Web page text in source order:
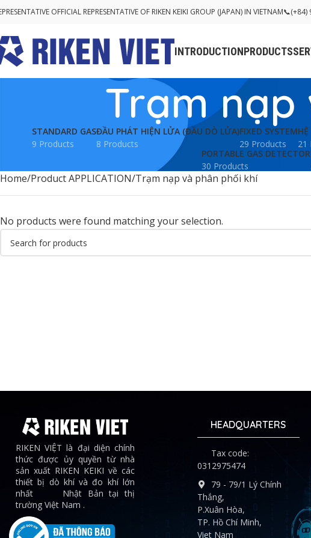
OFFICIAL REPRESENTATIVE OF RIKEN KEIKI GROUP (JAPAN) IN VIETNAM📞(+84)
INTRODUCTIONPRODUCTS
Trạm nạp
STANDARD GAS
9 Products
ĐẦU PHÁT HIỆN LỬA (ĐẦU DÒ LỬA)
8 Products
FIXED SYSTEM
29 Products
21
PORTABLE GAS DETECTOR
30 Products
Home Product APPLICATION Trạm nạp và phân phối khí
No products were found matching your selection.
RIKEN VIỆT là đại diện chính
thức được ủy quyền từ nhà
sản xuất RIKEN KEIKI về các
thiết bị dò khí và đo khí lớn
nhất Nhật Bản tại thị
trường Việt Nam .
HEADQUARTERS
Tax code:
0312975474
79 - 79/1 Lý Chính
Thắng,
P.Xuân Hòa,
TP. Hồ Chí Minh,
Viet Nam